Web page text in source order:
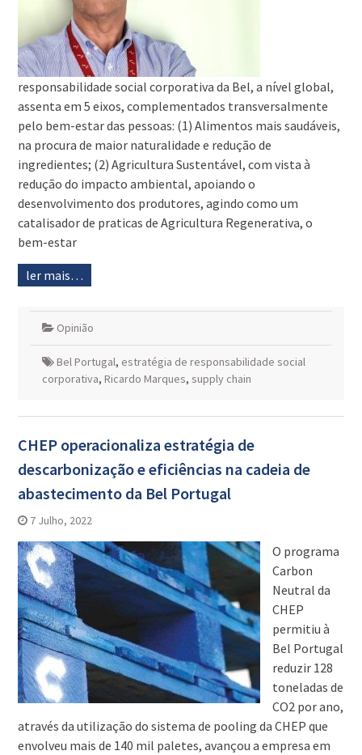
responsabilidade social corporativa da Bel, a nível global,
assenta em 5 eixos, complementados transversalmente
pelo bem-estar das pessoas: (1) Alimentos mais saudáveis,
na procura de maior naturalidade e redução de
ingredientes; (2) Agricultura Sustentável, com vista à
redução do impacto ambiental, apoiando o
desenvolvimento dos produtores, agindo como um
catalisador de praticas de Agricultura Regenerativa, o
bem-estar
ler mais…
Opinião
Bel Portugal, estratégia de responsabilidade social
corporativa, Ricardo Marques, supply chain
CHEP operacionaliza estratégia de
descarbonização e eficiências na cadeia de
abastecimento da Bel Portugal
7 Julho, 2022
O programa
Carbon
Neutral da
CHEP
permitiu à
Bel Portugal
reduzir 128
toneladas de
CO2 por ano,
através da utilização do sistema de pooling da CHEP que
envolveu mais de 140 mil paletes, avançou a empresa em